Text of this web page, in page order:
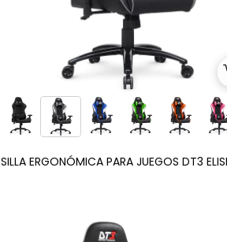
SILLA ERGONÓMICA PARA JUEGOS DT3